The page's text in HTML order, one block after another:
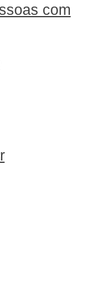
com